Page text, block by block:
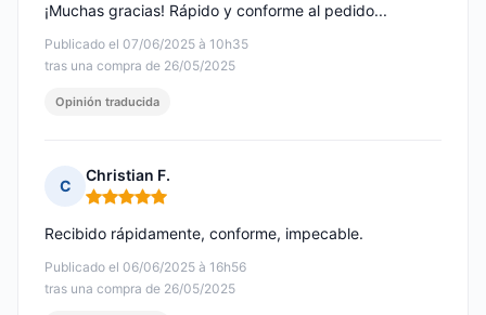
Publicado el 07/06/2025 à 10h35
tras una compra de 26/05/2025
¡Muchas gracias! Rápido y conforme al pedido...
Opinión traducida
C
Christian F.
Nota: 5 de 5
Publicado el 06/06/2025 à 16h56
tras una compra de 26/05/2025
Recibido rápidamente, conforme, impecable.